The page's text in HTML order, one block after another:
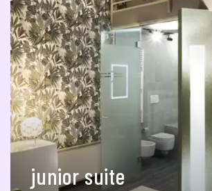
junior suite